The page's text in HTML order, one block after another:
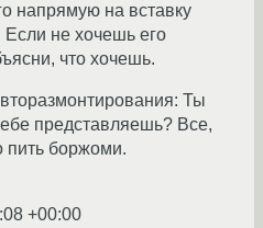
напрямую на вставку
не хочешь его
что хочешь.
Ты
представляешь? Все,
пить боржоми.
+00:00